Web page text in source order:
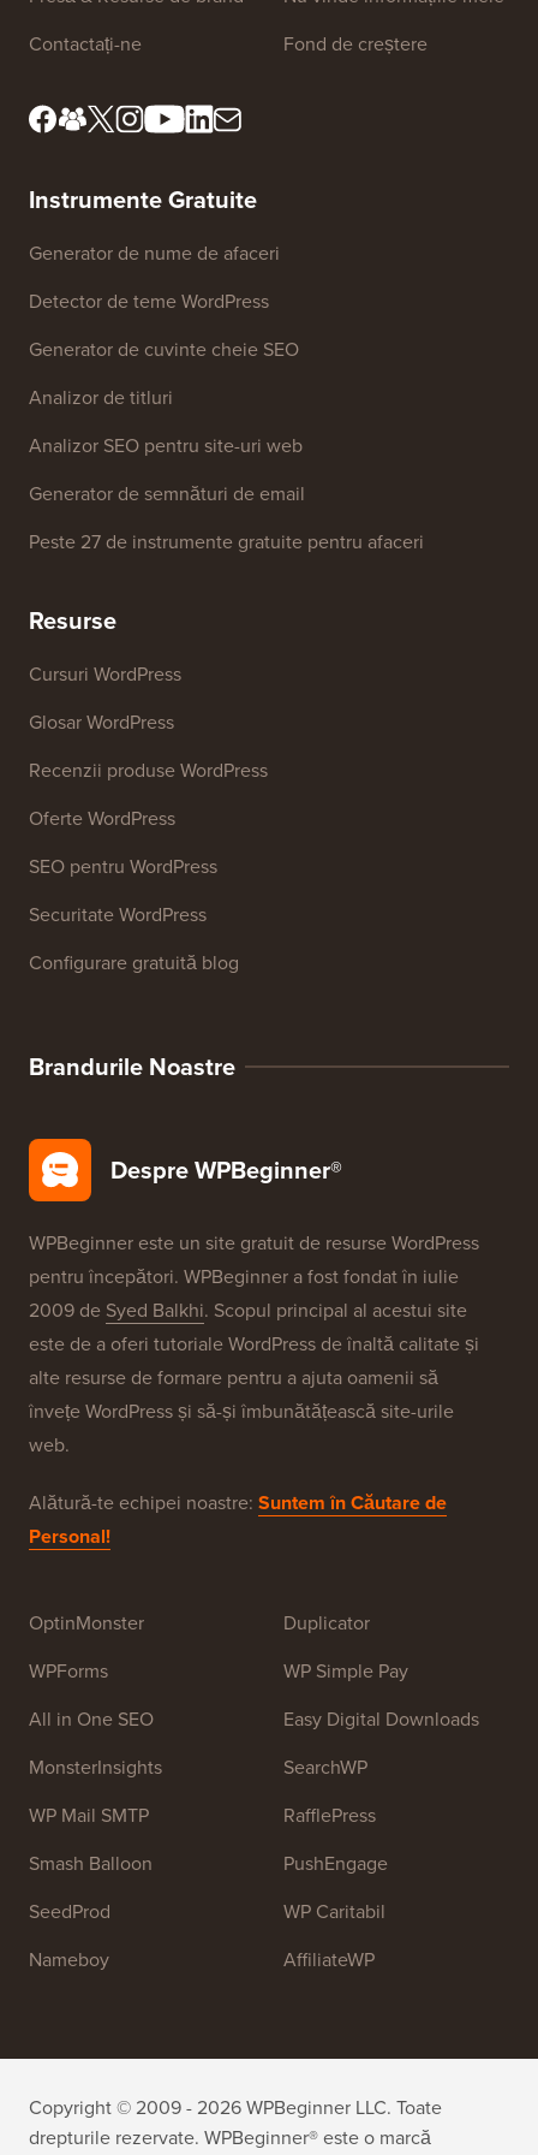
Despre noi
Standarde editoriale
Cunoaște consiliul nostru
de revizuire
Presă & Resurse de brand
Politica de
confidențialitate
Instrumente Gratuite
Generator de nume de afaceri
Detector de teme WordPress
Generator de cuvinte cheie SEO
Analizor SEO pentru site-uri web
Generator de semnături de email
Peste 27 de instrumente gratuite pentru afaceri
Resurse
Cursuri WordPress
Glosar WordPress
Recenzii produse WordPress
SEO pentru WordPress
Configurare gratuită blog
Brandurile Noastre
Despre WPBeginner®
WPBeginner este un site gratuit de resurse WordPress
2009 deSyed Balkhi. Scopul principal al acestui site
este de a oferi tutoriale WordPress de înaltă calitate și
web.
Personal!
OptinMonster
WPForms
All in One SEO
WP Mail SMTP
Smash Balloon
SeedProd
Duplicator
WP Simple Pay
Easy Digital Downloads
RafflePress
PushEngage
WP Caritabil